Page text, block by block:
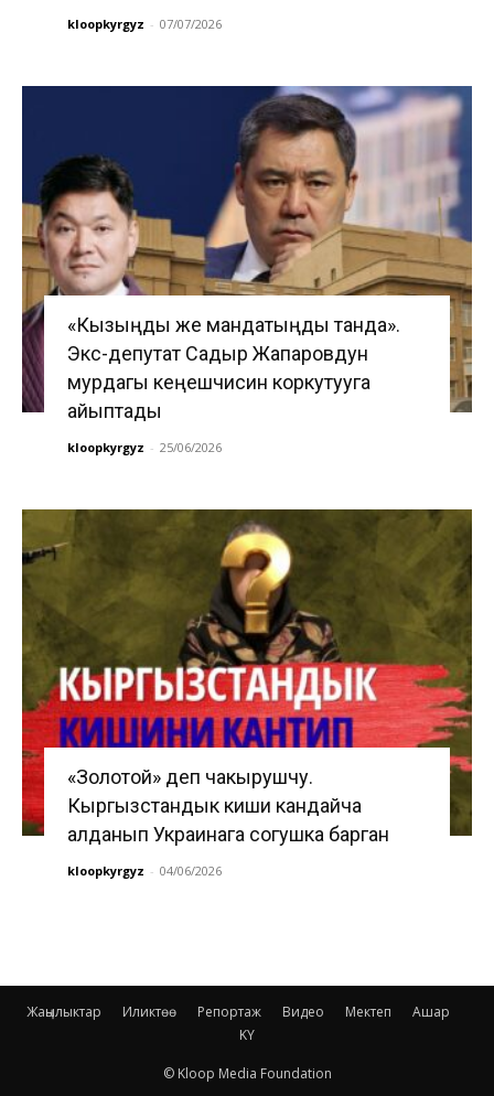
kloopkyrgyz - 07/07/2026
«Кызыңды же мандатыңды танда».
Экс-депутат Садыр Жапаровдун
мурдагы кеңешчисин коркутууга
айыптады
kloopkyrgyz - 25/06/2026
«Золотой» деп чакырушчу.
Кыргызстандык киши кандайча
алданып Украинага согушка барган
kloopkyrgyz - 04/06/2026
Жаңылыктар Иликтөө Репортаж Видео Мектеп
Ашар
KY
© Kloop Media Foundation